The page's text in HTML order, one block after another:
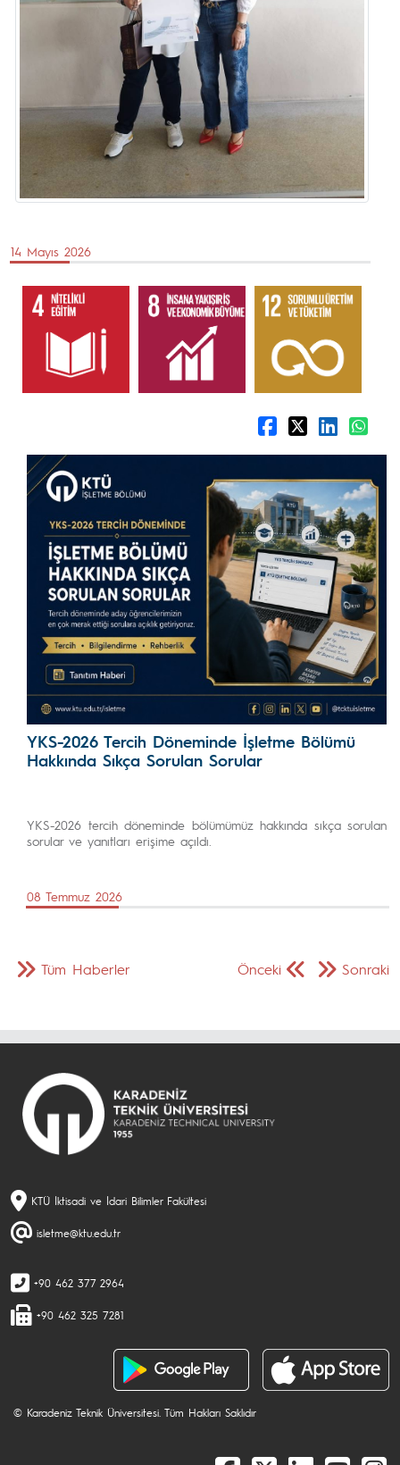
14 Mayıs 2026
YKS-2026 Tercih Döneminde İşletme Bölümü
Hakkında Sıkça Sorulan Sorular
YKS-2026 tercih döneminde bölümümüz hakkında sıkça sorulan
sorular ve yanıtları erişime açıldı.
08 Temmuz 2026
Önceki Sonraki
Tüm Haberler
KTÜ İktisadi ve İdari Bilimler Fakültesi
isletme@ktu.edu.tr
+90 462 377 2964
+90 462 325 7281
© Karadeniz Teknik Üniversitesi. Tüm Hakları Saklıdır